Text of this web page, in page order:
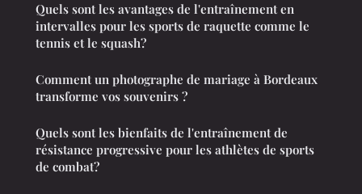
Quels sont les avantages de l'entraînement en
intervalles pour les sports de raquette comme le
tennis et le squash?
Comment un photographe de mariage à Bordeaux
transforme vos souvenirs ?
Quels sont les bienfaits de l'entraînement de
résistance progressive pour les athlètes de sports
de combat?